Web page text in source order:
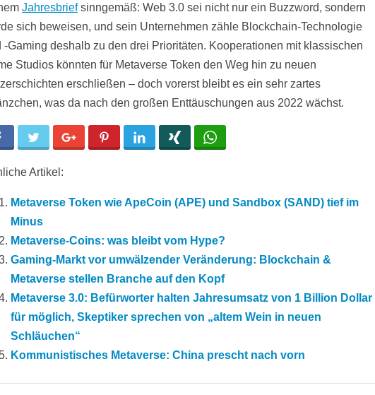
Jahresbriefsinngemäß: Web 3.0 sei nicht nur ein Buzzword, sondern
sich beweisen, und sein Unternehmen zähle Blockchain-Technologie
-Gaming deshalb zu den drei Prioritäten. Kooperationen mit klassischen
Studios könnten für Metaverse Token den Weg hin zu neuen
erschließen – doch vorerst bleibt es ein sehr zartes
was da nach den großen Enttäuschungen aus 2022 wächst.
Facebook Twitter Google+ Pinterest LinkedIn
Artikel:
Metaverse Token wie ApeCoin (APE) und Sandbox (SAND) tief im
Minus
Metaverse-Coins: was bleibt vom Hype?
Gaming-Markt vor umwälzender Veränderung: Blockchain &
Metaverse stellen Branche auf den Kopf
Metaverse 3.0: Befürworter halten Jahresumsatz von 1 Billion Dollar
für möglich, Skeptiker sprechen von „altem Wein in neuen
Schläuchen“
Kommunistisches Metaverse: China prescht nach vorn